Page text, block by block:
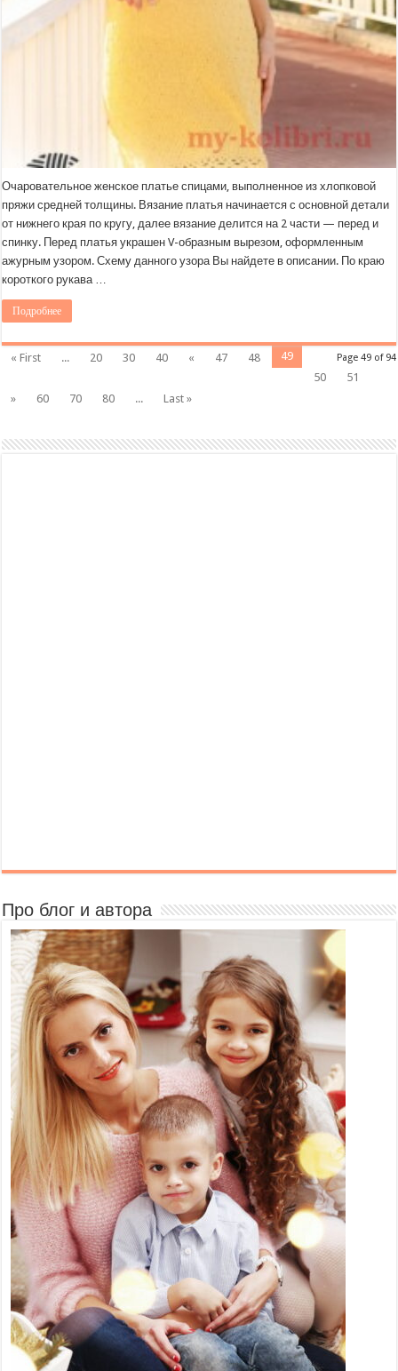
Очаровательное женское платье спицами, выполненное из хлопковой
пряжи средней толщины. Вязание платья начинается с основной детали
от нижнего края по кругу, далее вязание делится на 2 части — перед и
спинку. Перед платья украшен V-образным вырезом, оформленным
ажурным узором. Схему данного узора Вы найдете в описании. По краю
короткого рукава …
Подробнее
Page 49 of 94
« First ... 20 30 40 « 47 48
49
50
51
»
60 70 80 ... Last »
Про блог и автора